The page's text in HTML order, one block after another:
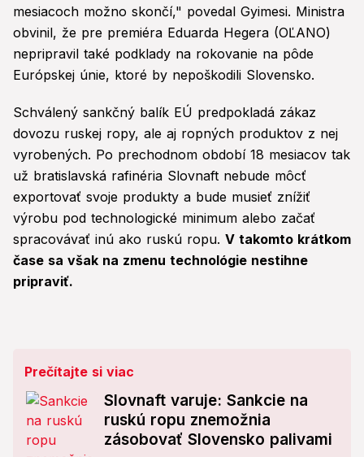
mesiacoch možno skončí," povedal Gyimesi. Ministra
obvinil, že pre premiéra Eduarda Hegera (OĽANO)
nepripravil také podklady na rokovanie na pôde
Európskej únie, ktoré by nepoškodili Slovensko.
Schválený sankčný balík EÚ predpokladá zákaz
dovozu ruskej ropy, ale aj ropných produktov z nej
vyrobených. Po prechodnom období 18 mesiacov tak
už bratislavská rafinéria Slovnaft nebude môcť
exportovať svoje produkty a bude musieť znížiť
výrobu pod technologické minimum alebo začať
spracovávať inú ako ruskú ropu. V takomto krátkom
čase sa však na zmenu technológie nestihne
pripraviť.
Prečítajte si viac
Slovnaft varuje: Sankcie na
ruskú ropu znemožnia
zásobovať Slovensko palivami